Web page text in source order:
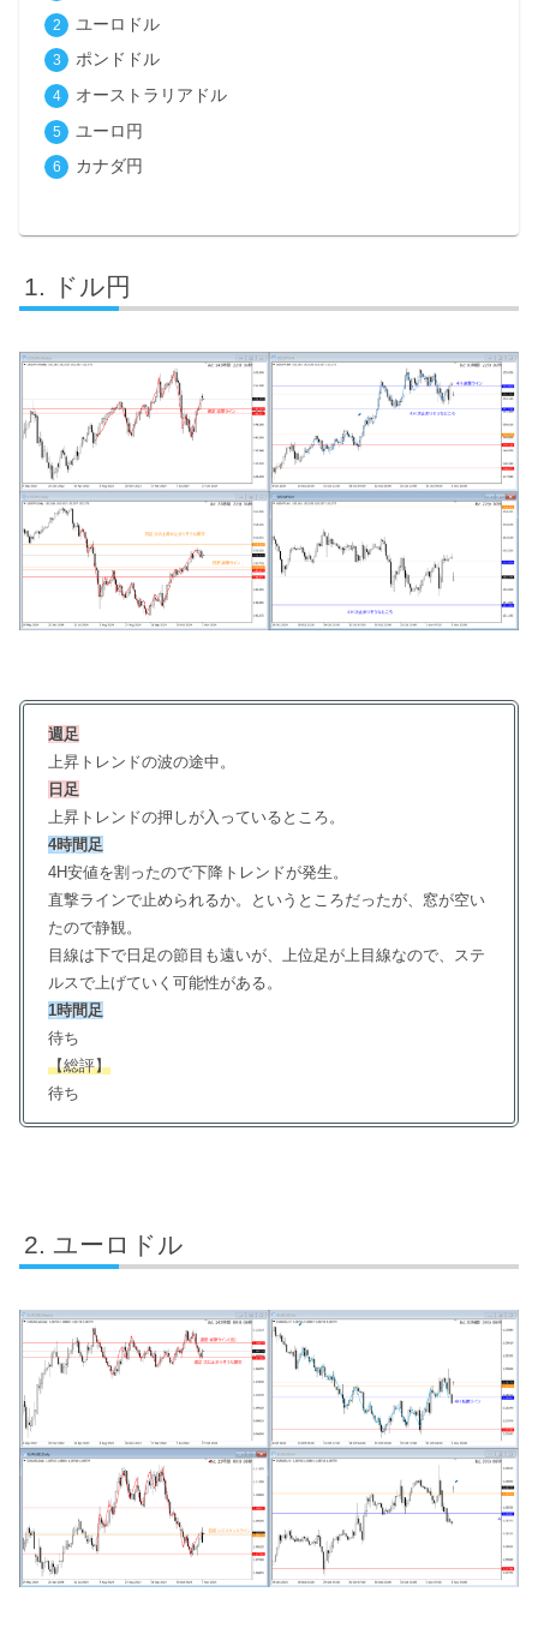
ユーロドル
ポンドドル
オーストラリアドル
ユーロ円
カナダ円
ドル円
週足
上昇トレンドの波の途中。
日足
上昇トレンドの押しが入っているところ。
4時間足
4H安値を割ったので下降トレンドが発生。
直撃ラインで止められるか。というところだったが、窓が空い
たので静観。
目線は下で日足の節目も遠いが、上位足が上目線なので、ステ
ルスで上げていく可能性がある。
1時間足
待ち
【総評】
待ち
ユーロドル